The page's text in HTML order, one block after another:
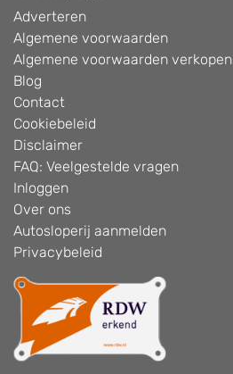
Adverteren
Algemene voorwaarden
Algemene voorwaarden verkopen
Blog
Contact
Cookiebeleid
Disclaimer
FAQ: Veelgestelde vragen
Inloggen
Over ons
Autosloperij aanmelden
Privacybeleid